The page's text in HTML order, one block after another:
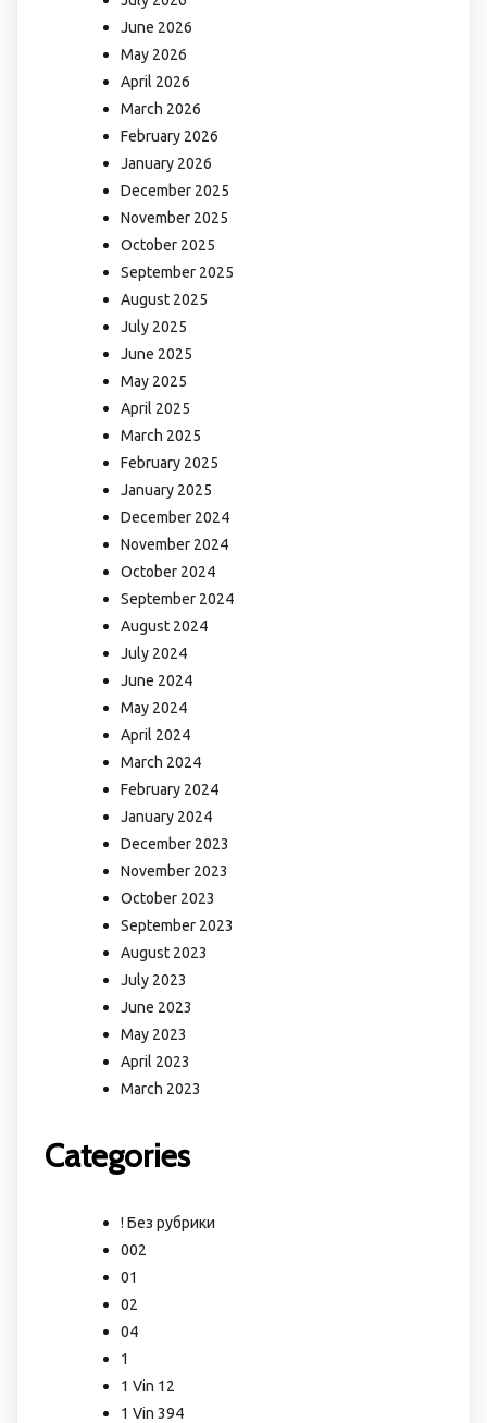
June 2026
May 2026
April 2026
March 2026
February 2026
January 2026
December 2025
November 2025
October 2025
September 2025
August 2025
July 2025
June 2025
May 2025
April 2025
March 2025
February 2025
January 2025
December 2024
November 2024
October 2024
September 2024
August 2024
July 2024
June 2024
May 2024
April 2024
March 2024
February 2024
January 2024
December 2023
November 2023
October 2023
September 2023
August 2023
July 2023
June 2023
May 2023
April 2023
March 2023
Categories
! Без рубрики
002
01
02
04
1
1 Vin 12
1 Vin 394